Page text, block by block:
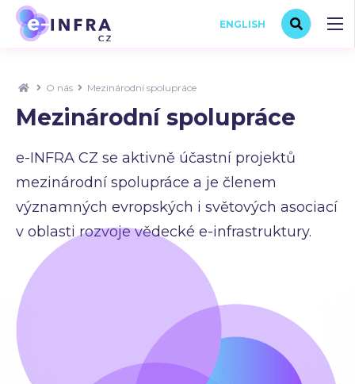
ENGLISH
O nás Mezinárodní spolupráce
Mezinárodní spolupráce
e-INFRA CZ se aktivně účastní projektů
mezinárodní spolupráce a je členem
významných evropských i světových asociací
v oblasti rozvoje vědecké e-infrastruktury.